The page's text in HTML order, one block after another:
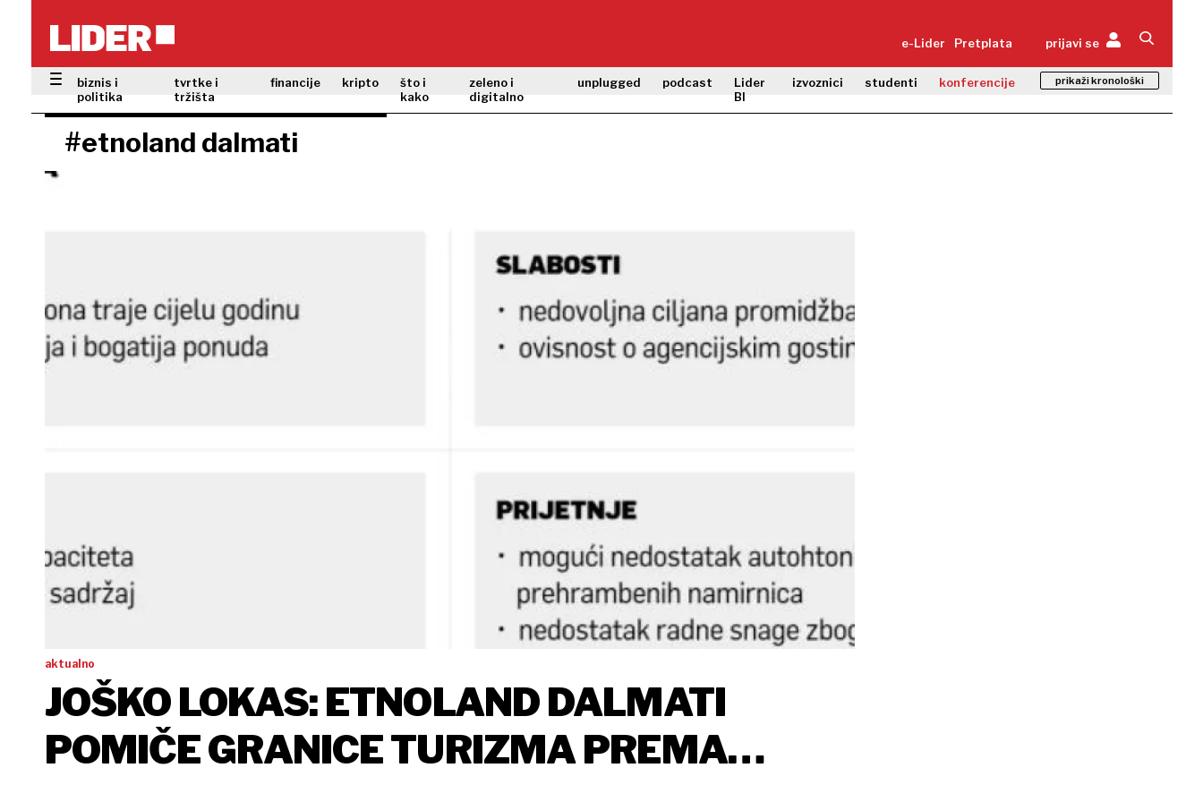
e-Lider Pretplata prijavi se
biznis i
politika
tvrtke i
tržišta
financije kripto
što i
kako
zeleno i
digitalno
unplugged podcast
Lider
BI
izvoznici studenti konferencije prikaži kronološki
#etnoland dalmati
aktualno
JOŠKO LOKAS: ETNOLAND DALMATI
POMIČE GRANICE TURIZMA PREMA